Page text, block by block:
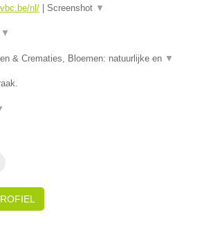
nl/| Screenshot ▼
▼
& Crematies, Bloemen: natuurlijke en ▼